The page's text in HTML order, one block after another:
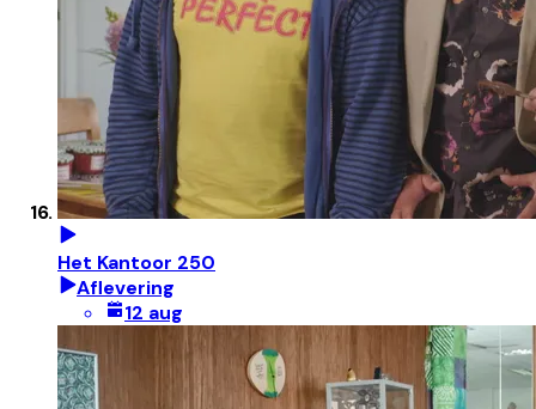
Het Kantoor 250
Aflevering
12 aug